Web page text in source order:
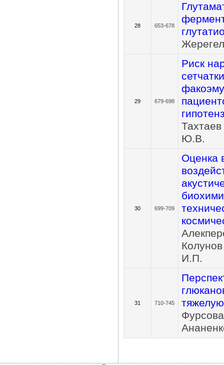
28 653-678
29 679-698
Риск
Ю.В.
30 699-709
Оценка
И.П.
31 710-745